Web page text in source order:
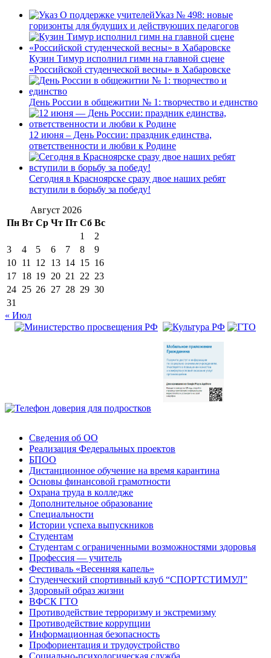
Указ № 498: новые
горизонты для будущих и действующих педагогов
Кузин Тимур исполнил гимн на главной сцене
«Российской студенческой весны» в Хабаровске
День России в общежитии № 1: творчество и единство
12 июня – День России: праздник единства,
ответственности и любви к Родине
Сегодня в Красноярске сразу двое наших ребят
вступили в борьбу за победу!
Август 2026
Пн Вт Ср Чт Пт Сб Вс
1
2
3
4 5 6 7 8
9
10 11 12 13 14 15 16
17 18 19 20 21 22 23
24 25 26 27 28 29 30
31
« Июл
Сведения об ОО
Реализация Федеральных проектов
БПОО
Дистанционное обучение на время карантина
Основы финансовой грамотности
Охрана труда в колледже
Дополнительное образование
Специальности
Истории успеха выпускников
Студентам
Студентам с ограниченными возможностями здоровья
Профессия — учитель
Фестиваль «Весенняя капель»
Студенческий спортивный клуб “СПОРТСТИМУЛ”
Здоровый образ жизни
ВФСК ГТО
Противодействие терроризму и экстремизму
Противодействие коррупции
Информационная безопасность
Профориентация и трудоустройство
Социально-психологическая служба